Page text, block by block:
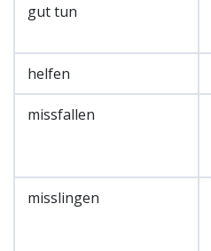
gut tun
helfen
missfallen
misslingen